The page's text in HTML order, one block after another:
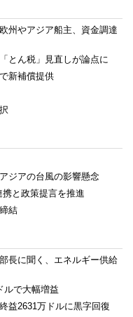
州やアジア船主、資金調達
とん税」見直しが論点に
新補償提供
ジアの台風の影響懸念
と政策提言を推進
結
長に聞く、エネルギー供給
ルで大幅増益
益2631万ドルに黒字回復